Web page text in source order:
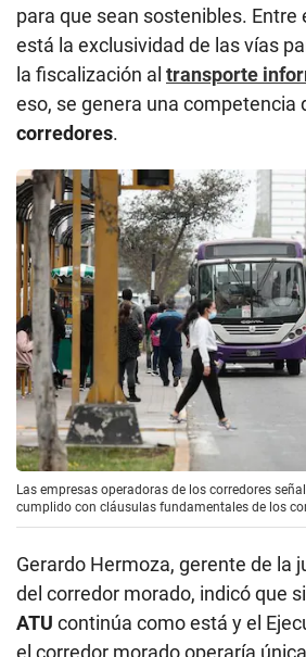
para que sean sostenibles. Entre
está la exclusividad de las vías
la fiscalización al transporte
eso, se genera una competencia
corredores.
Las empresas operadoras de los corredores
cumplido con cláusulas fundamentales de los
Gerardo Hermoza, gerente de la
del corredor morado, indicó que
ATU continúa como está y el